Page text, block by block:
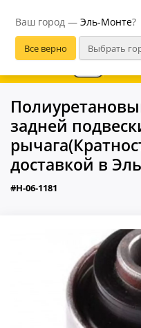
Ваш город — Эль-Монте?
В
задней
доставкой в
#H-06-1181